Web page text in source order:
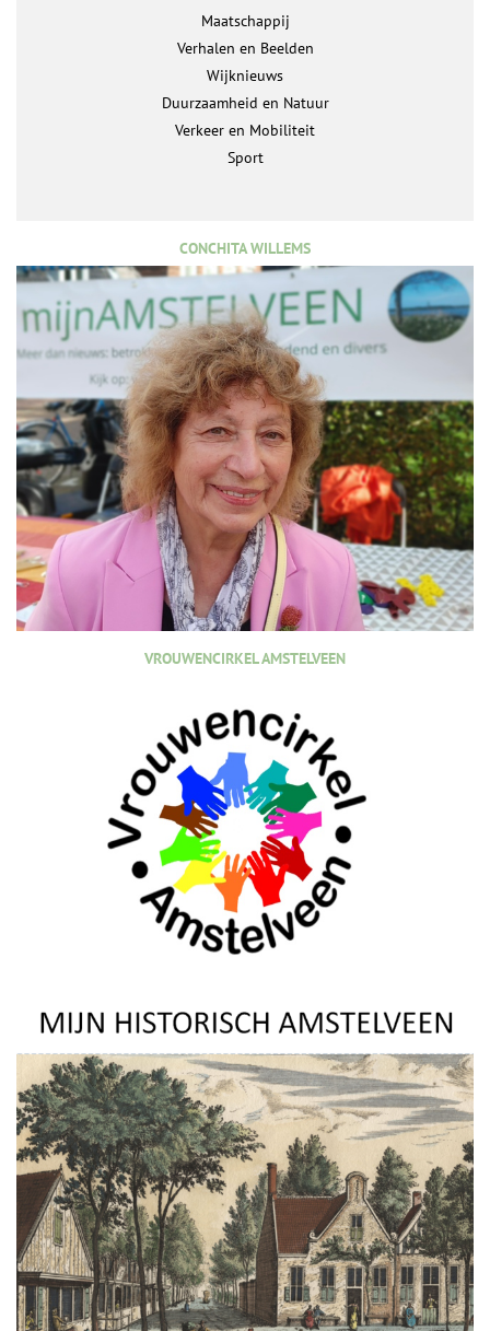
Maatschappij
Verhalen en Beelden
Wijknieuws
Duurzaamheid en Natuur
Verkeer en Mobiliteit
Sport
CONCHITA WILLEMS
VROUWENCIRKEL AMSTELVEEN